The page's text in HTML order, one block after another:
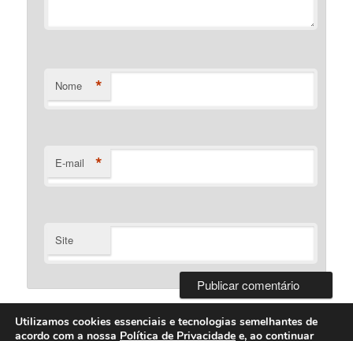
Nome *
E-mail *
Site
Utilizamos cookies essenciais e tecnologias semelhantes de
acordo com a nossa Política de Privacidade e, ao continuar